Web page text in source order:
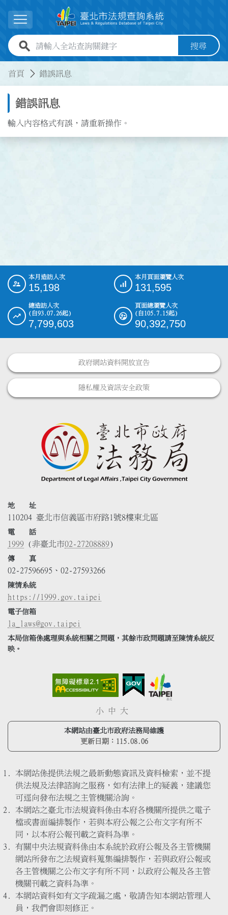
展開選單
全站查詢關鍵字欄位 搜尋
首頁 錯誤訊息
錯誤訊息
輸入內容格式有誤，請重新操作。
::: 本月造訪人次
15,198
本月頁面瀏覽人次
131,595
總造訪人次
(自93.07.26起)
7,799,603
頁面總瀏覽人次
(自105.7.15起)
90,392,750
政府網站資料開放宣告
隱私權及資訊安全政策
地 址
110204 臺北市信義區市府路1號8樓東北區
電 話
1999 (非臺北市02-27208889)
傳 真
02-27596695、02-27593266
陳情系統
https://1999.gov.taipei
電子信箱
la_laws@gov.taipei
本局信箱係處理與系統相關之問題，其餘市政問題請至陳情系統反
映。
小 中 大
本網站由臺北市政府法務局維護
更新日期： 115.08.06
本網站係提供法規之最新動態資訊及資料檢索，並不提
供法規及法律諮詢之服務，如有法律上的疑義，建議您
可逕向發布法規之主管機關洽詢。
本網站之臺北市法規資料係由本府各機關所提供之電子
檔或書面編排製作，若與本府公報之公布文字有所不
同，以本府公報刊載之資料為準。
有關中央法規資料係由本系統於政府公報及各主管機關
網站所發布之法規資料蒐集編排製作，若與政府公報或
各主管機關之公布文字有所不同，以政府公報及各主管
機關刊載之資料為準。
本網站資料如有文字疏漏之處，敬請告知本網站管理人
員，我們會即刻修正。